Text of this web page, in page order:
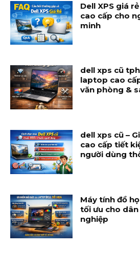
Dell XPS giá
cao cấp cho
minh
dell xps cũ
laptop cao
văn phòng &
dell xps cũ –
cao cấp tiết
người dùng
Máy tính đồ
tối ưu cho
nghiệp